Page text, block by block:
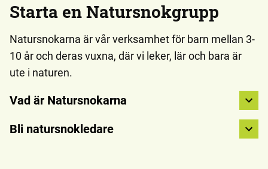
Starta en Natursnokgrupp
Natursnokarna är vår verksamhet för barn mellan 3-
10 år och deras vuxna, där vi leker, lär och bara är
ute i naturen.
Vad är Natursnokarna
Bli natursnokledare